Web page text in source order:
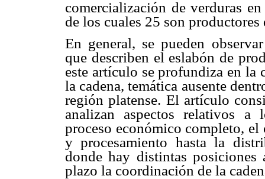
comercialización de verduras
de los cuales 25 son
En general, se pueden
que describen el eslabón de
este artículo se profundiza en la
la cadena, temática ausente
región platense. El artículo
analizan aspectos relativos a
proceso económico completo,
y procesamiento hasta la
donde hay distintas posiciones
plazo la coordinación de la